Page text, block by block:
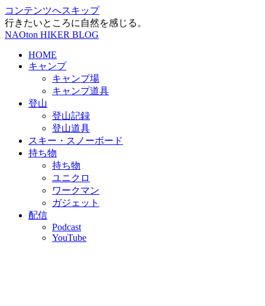
コンテンツへスキップ
行きたいところに自然を感じる。
NAOton HIKER BLOG
HOME
キャンプ
キャンプ場
キャンプ道具
登山
登山記録
登山道具
スキー・スノーボード
持ち物
持ち物
ユニクロ
ワークマン
ガジェット
配信
Podcast
YouTube